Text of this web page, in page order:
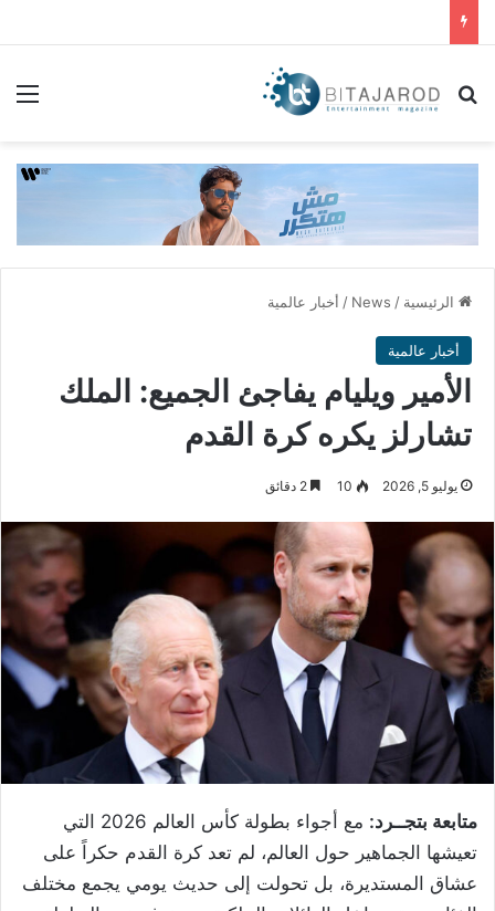
بحث عن
الرئيسية /
News
/ أخبار عالمية
أخبار عالمية
الأمير ويليام يفاجئ الجميع: الملك
تشارلز يكره كرة القدم
يوليو 5, 2026 10
متابعة بتجــرد:
مع أجواء بطولة كأس العالم 2026 التي
تعيشها الجماهير حول العالم، لم تعد كرة القدم حكراً على
عشاق المستديرة، بل تحولت إلى حديث يومي يجمع مختلف